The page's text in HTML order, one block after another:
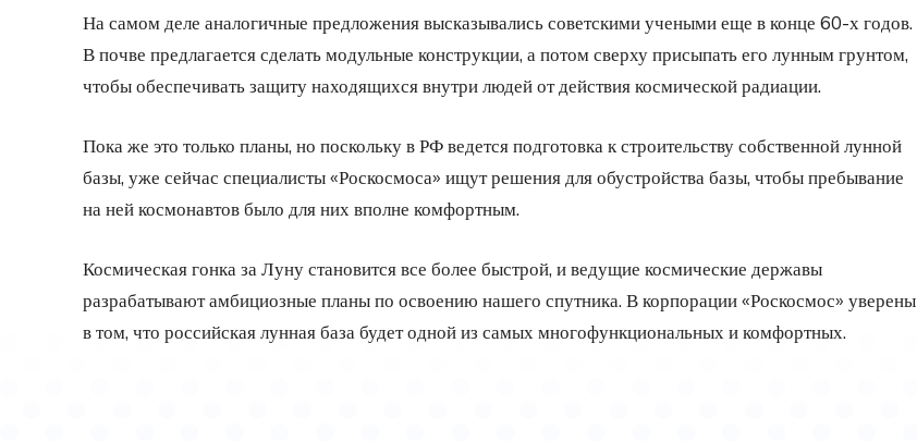
На самом деле аналогичные предложения высказывались советскими учеными еще в конце 60-х годов.
В почве предлагается сделать модульные конструкции, а потом сверху присыпать его лунным грунтом,
чтобы обеспечивать защиту находящихся внутри людей от действия космической радиации.
Пока же это только планы, но поскольку в РФ ведется подготовка к строительству собственной лунной
базы, уже сейчас специалисты «Роскосмоса» ищут решения для обустройства базы, чтобы пребывание
на ней космонавтов было для них вполне комфортным.
Космическая гонка за Луну становится все более быстрой, и ведущие космические державы
разрабатывают амбициозные планы по освоению нашего спутника. В корпорации «Роскосмос» уверены
в том, что российская лунная база будет одной из самых многофункциональных и комфортных.